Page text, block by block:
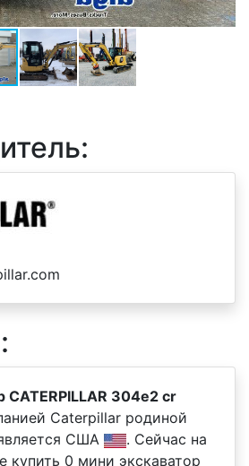
CATERPILLAR 304e2 cr
Caterpillar родиной
США
. Сейчас на
купить 0 мини экскаватор